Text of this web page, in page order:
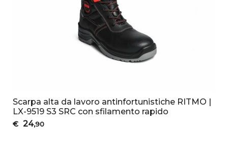
Scarpa alta da lavoro antinfortunistiche RITMO |
LX-9519 S3 SRC con sfilamento rapido
€ 24,90